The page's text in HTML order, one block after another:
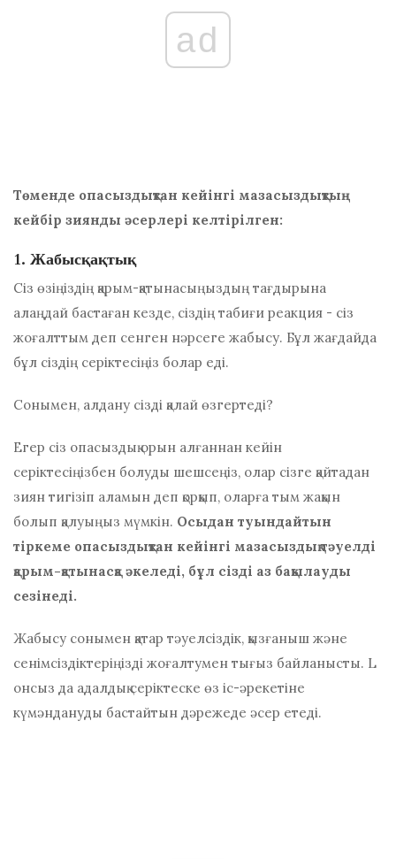
ad
Төменде опасыздықтан кейінгі мазасыздықтың
кейбір зиянды әсерлері келтірілген:
1. Жабысқақтық
Сіз өзіңіздің қарым-қатынасыңыздың тағдырына
алаңдай бастаған кезде, сіздің табиғи реакция - сіз
жоғалттым деп сенген нәрсеге жабысу. Бұл жағдайда
бұл сіздің серіктесіңіз болар еді.
Сонымен, алдану сізді қалай өзгертеді?
Егер сіз опасыздық орын алғаннан кейін
серіктесіңізбен болуды шешсеңіз, олар сізге қайтадан
зиян тигізіп аламын деп қорқып, оларға тым жақын
болып қалуыңыз мүмкін. Осыдан туындайтын
тіркеме опасыздықтан кейінгі мазасыздық тәуелді
қарым-қатынасқа әкеледі, бұл сізді аз бақылауды
сезінеді.
Жабысу сонымен қатар тәуелсіздік, қызғаныш және
сенімсіздіктеріңізді жоғалтумен тығыз байланысты. L
онсыз да адалдық серіктеске өз іс-әрекетіне
күмәндануды бастайтын дәрежеде әсер етеді.